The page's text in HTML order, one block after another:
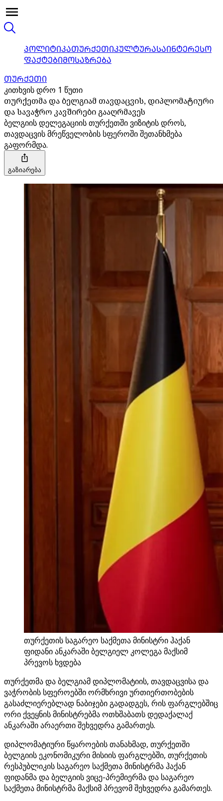
ᲞᲝᲚᲘᲢᲘᲙᲐᲗᲣᲠᲥᲔᲗᲘᲙᲣᲚᲢᲣᲠᲐᲡᲐᲘᲜᲢᲔᲠᲔᲡᲝ
ᲤᲐᲥᲢᲔᲑᲘᲛᲝᲡᲐᲖᲠᲔᲑᲐ
ᲗᲣᲠᲥᲔᲗᲘ
კითხვის დრო 1 წუთი
თურქეთმა და ბელგიამ თავდაცვის, დიპლომატიური
და სავაჭრო კავშირები გააღრმავეს
ბელგიის დელეგაციის თურქეთში ვიზიტის დროს,
თავდაცვის მრეწველობის სფეროში შეთანხმება
გაფორმდა.
გაზიარება
თურქეთის საგარეო საქმეთა მინისტრი ჰაქან
ფიდანი ანკარაში ბელგიელ კოლეგა მაქსიმ
პრევოს ხვდება
თურქეთმა და ბელგიამ დიპლომატიის, თავდაცვისა და
ვაჭრობის სფეროებში ორმხრივი ურთიერთობების
გასაძლიერებლად ნაბიჯები გადადგეს, რის ფარგლებშიც
ორი ქვეყნის მინისტრებმა ოთხშაბათს დედაქალაქ
ანკარაში არაერთი შეხვედრა გამართეს.
დიპლომატიური წყაროების თანახმად, თურქეთში
ბელგიის ეკონომიკური მისიის ფარგლებში, თურქეთის
რესპუბლიკის საგარეო საქმეთა მინისტრმა ჰაქან
ფიდანმა და ბელგიის ვიცე-პრემიერმა და საგარეო
საქმეთა მინისტრმა მაქსიმ პრევომ შეხვედრა გამართეს.